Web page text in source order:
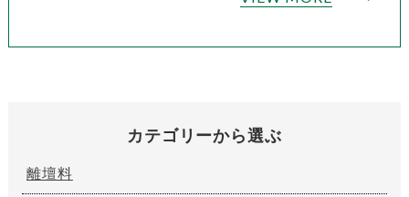
カテゴリーから選ぶ
離壇料